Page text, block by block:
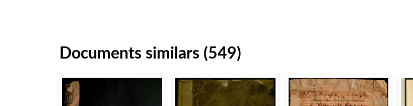
Documents similars (549)